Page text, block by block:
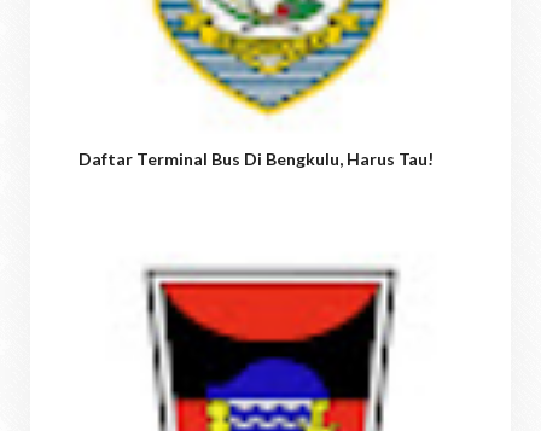
Daftar Terminal Bus Di Bengkulu, Harus Tau!